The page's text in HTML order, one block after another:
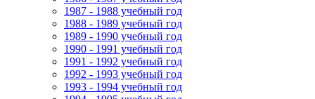
1987 - 1988 учебный год
1988 - 1989 учебный год
1989 - 1990 учебный год
1990 - 1991 учебный год
1991 - 1992 учебный год
1992 - 1993 учебный год
1993 - 1994 учебный год